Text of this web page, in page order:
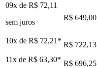
09x de R$ 72,11
sem juros
R$ 649,00
10x de R$ 72,21 * R$ 722,13
11x de R$ 63,30* R$ 696,25